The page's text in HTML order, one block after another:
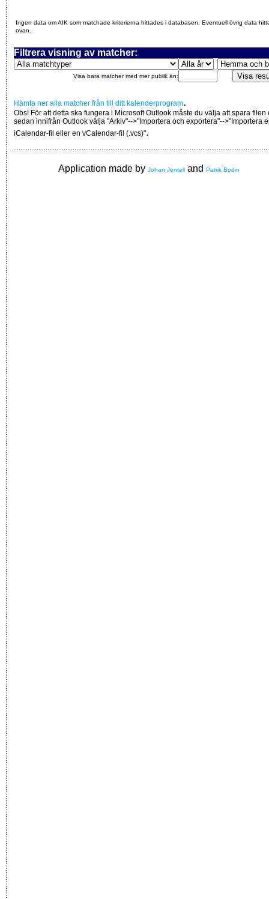
Ingen data om AIK som matchade kriterierna hittades i databasen. Eventuell övrig data
ovan.
Filtrera visning av matcher:
Visa bara matcher med mer publik än:
Hämta ner alla matcher från till ditt kalenderprogram.
Obs! För att detta ska fungera i Microsoft Outlook måste du välja att spara filen
sedan innifrån Outlook välja "Arkiv"-->"Importera och exportera"-->"Importera
iCalendar-fil eller en vCalendar-fil (.vcs)".
Application made by Johan Jentell and Patrik Bodin